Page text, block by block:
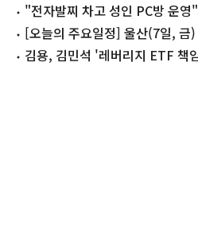
지원"전자발찌 차고 성인 PC방 운
[오늘의 주요일정] 울산(7일, 금)
김용, 김민석 '레버리지 ETF 책